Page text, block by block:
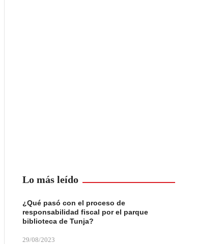
Lo más leído
¿Qué pasó con el proceso de
responsabilidad fiscal por el parque
biblioteca de Tunja?
29/08/2023